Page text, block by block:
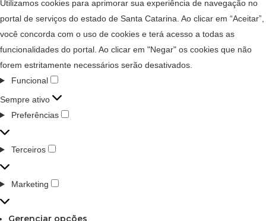
Utilizamos cookies para aprimorar sua experiência de navegação no
portal de serviços do estado de Santa Catarina. Ao clicar em “Aceitar”,
você concorda com o uso de cookies e terá acesso a todas as
funcionalidades do portal. Ao clicar em "Negar" os cookies que não
forem estritamente necessários serão desativados.
Funcional
Sempre ativo
Preferências
Terceiros
Marketing
Gerenciar opções